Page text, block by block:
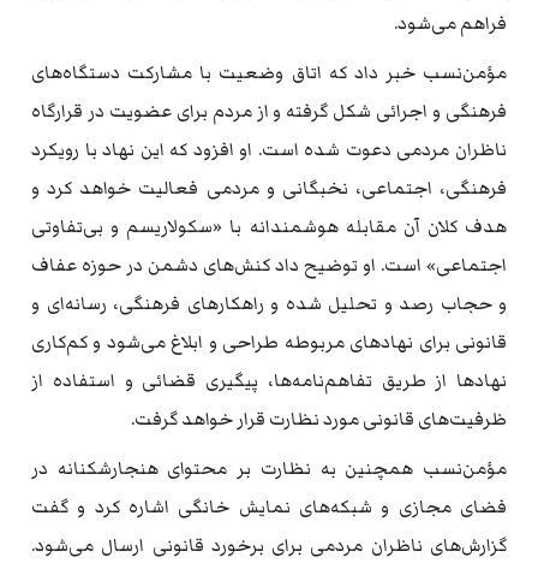
فراهم می‌شود.
مؤمن‌نسب خبر داد که اتاق وضعیت با مشارکت دستگاه‌های
فرهنگی و اجرائی شکل گرفته و از مردم برای عضویت در قرارگاه
ناظران مردمی دعوت شده است. او افزود که این نهاد با رویکرد
فرهنگی، اجتماعی، نخبگانی و مردمی فعالیت خواهد کرد و
هدف کلان آن مقابله هوشمندانه با «سکولاریسم و بی‌تفاوتی
اجتماعی» است. او توضیح داد کنش‌های دشمن در حوزه عفاف
و حجاب رصد و تحلیل شده و راهکارهای فرهنگی، رسانه‌ای و
قانونی برای نهادهای مربوطه طراحی و ابلاغ می‌شود و کم‌کاری
نهادها از طریق تفاهم‌نامه‌ها، پیگیری قضائی و استفاده از
ظرفیت‌های قانونی مورد نظارت قرار خواهد گرفت.
مؤمن‌نسب همچنین به نظارت بر محتوای هنجارشکنانه در
فضای مجازی و شبکه‌های نمایش خانگی اشاره کرد و گفت
گزارش‌های ناظران مردمی برای برخورد قانونی ارسال می‌شود.